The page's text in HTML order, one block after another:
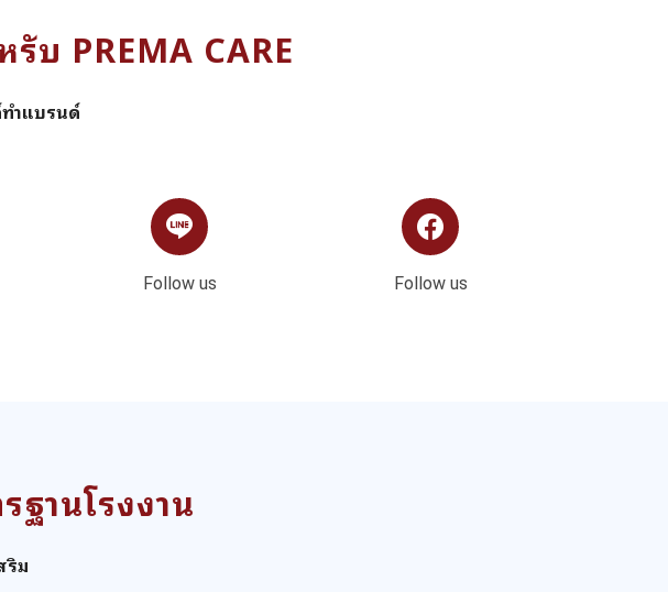
บ PREMA CARE
ำแบรนด์
Follow us Follow us
านโรงงาน
ริม